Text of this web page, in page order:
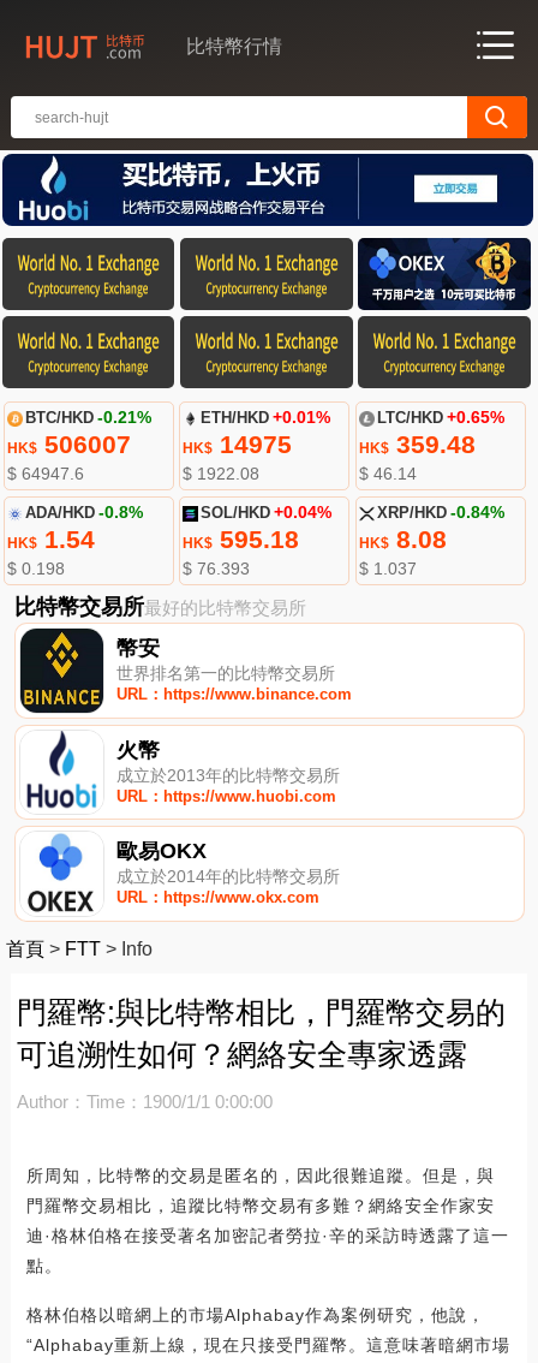
比特幣行情
BTC/HKD -0.21%
HK$506007
$ 64947.6
ETH/HKD +0.01%
HK$ 14975
$ 1922.08
LTC/HKD +0.65%
HK$359.48
$ 46.14
ADA/HKD -0.8%
HK$1.54
$ 0.198
SOL/HKD +0.04%
HK$ 595.18
$ 76.393
XRP/HKD -0.84%
HK$8.08
$ 1.037
比特幣交易所最好的比特幣交易所
幣安
世界排名第一的比特幣交易所
URL：https://www.binance.com
火幣
成立於2013年的比特幣交易所
URL：https://www.huobi.com
歐易OKX
成立於2014年的比特幣交易所
URL：https://www.okx.com
首頁 > FTT > Info
門羅幣:與比特幣相比，門羅幣交易的
可追溯性如何？網絡安全專家透露
Author： Time：1900/1/1 0:00:00
所周知，比特幣的交易是匿名的，因此很難追蹤。但是，與
門羅幣交易相比，追蹤比特幣交易有多難？網絡安全作家安
迪·格林伯格在接受著名加密記者勞拉·辛的采訪時透露了這一
點。
格林伯格以暗網上的市場Alphabay作為案例研究，他說，
“Alphabay重新上線，現在只接受門羅幣。這意味著暗網市場